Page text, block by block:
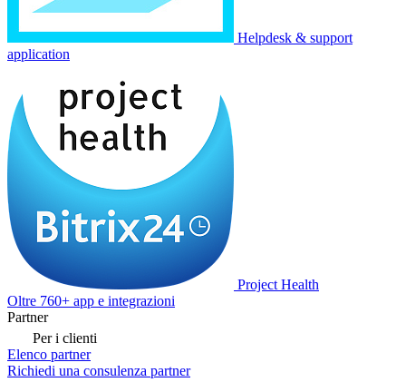
Helpdesk & support
application
Project Health
Oltre 760+ app e integrazioni
Partner
Per i clienti
Elenco partner
Richiedi una consulenza partner